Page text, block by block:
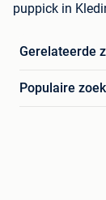
puppick in
Gerelateerde
Populaire